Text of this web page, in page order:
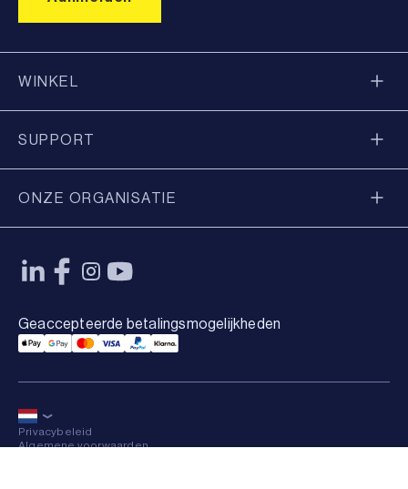
WINKEL
SUPPORT
ONZE ORGANISATIE
Geaccepteerde betalingsmogelijkheden
Applepay Payment
Googlepay Payment
Mastercard Payment
Visa Payment
Paypal Payment
Klarna Payment
Privacybeleid
Algemene voorwaarden